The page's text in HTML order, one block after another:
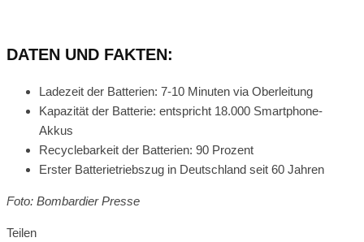
DATEN UND FAKTEN:
Ladezeit der Batterien: 7-10 Minuten via Oberleitung
Kapazität der Batterie: entspricht 18.000 Smartphone-
Akkus
Recyclebarkeit der Batterien: 90 Prozent
Erster Batterietriebszug in Deutschland seit 60 Jahren
Foto: Bombardier Presse
Teilen